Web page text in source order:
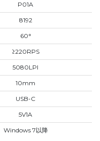
P01A
8192
60°
≥220RPS
5080LPI
10mm
USB-C
5V1A
Windows 7以降